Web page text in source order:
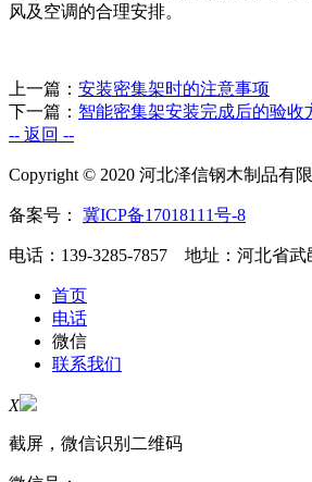
风及空调的合理安排。
上一篇： 安装密集架时的注意事项
下一篇： 智能密集架安装完成后的验收
-- 返回 --
Copyright © 2020 河北泽信钢木制品有
备案号： 冀ICP备17018111号-8
电话：139-3285-7857 地址：河北省武
首页
电话
微信
联系我们
X
截屏，微信识别二维码